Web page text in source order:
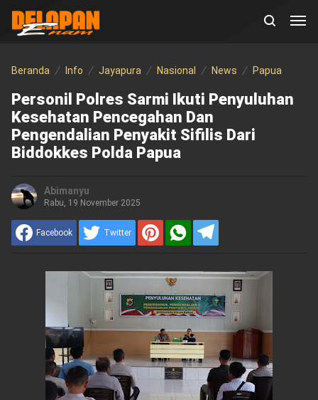
Beranda Info Jayapura Nasional News Papua
Personil Polres Sarmi Ikuti Penyuluhan
Kesehatan Pencegahan Dan
Pengendalian Penyakit Sifilis Dari
Biddokkes Polda Papua
Abimanyu
Rabu, 19 November 2025
Facebook Twitter